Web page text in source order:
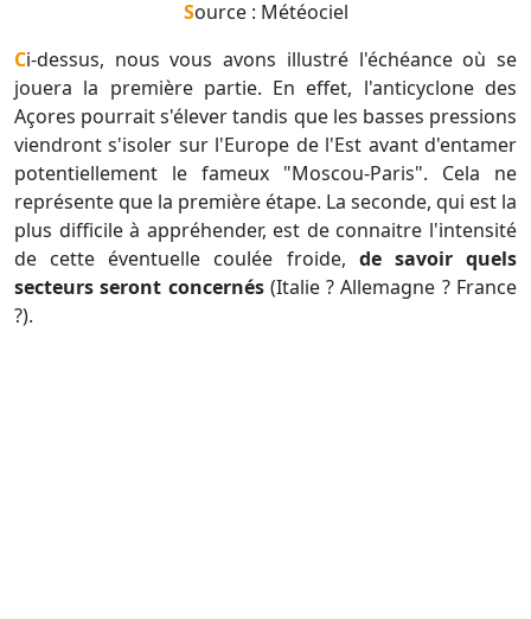
Source : Météociel
Ci-dessus, nous vous avons illustré l'échéance où se
jouera la première partie. En effet, l'anticyclone des
Açores pourrait s'élever tandis que les basses pressions
viendront s'isoler sur l'Europe de l'Est avant d'entamer
potentiellement le fameux "Moscou-Paris". Cela ne
représente que la première étape. La seconde, qui est la
plus difficile à appréhender, est de connaitre l'intensité
de cette éventuelle coulée froide, de savoir quels
secteurs seront concernés(Italie ? Allemagne ? France
?).